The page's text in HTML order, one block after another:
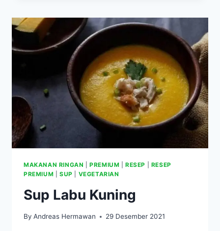
MAKANAN RINGAN |PREMIUM |RESEP
RESEP
PREMIUM
SUP VEGETARIAN
Sup Labu Kuning
By Andreas Hermawan 29 Desember 2021